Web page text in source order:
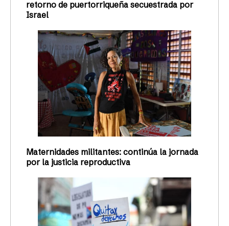
retorno de puertorriqueña secuestrada por
Israel
Maternidades militantes: continúa la jornada
por la justicia reproductiva